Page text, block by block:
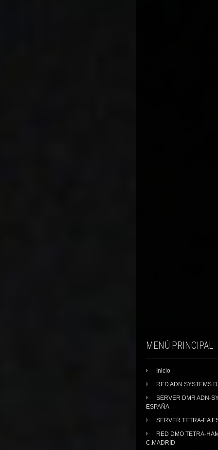
MENÚ PRINCIPAL
Inicio
RED ADN SYSTEMS
SERVER DMR ADN-
ESPAÑA
SERVER TETRA-EA
RED DMO TETRA-
C.MADRID